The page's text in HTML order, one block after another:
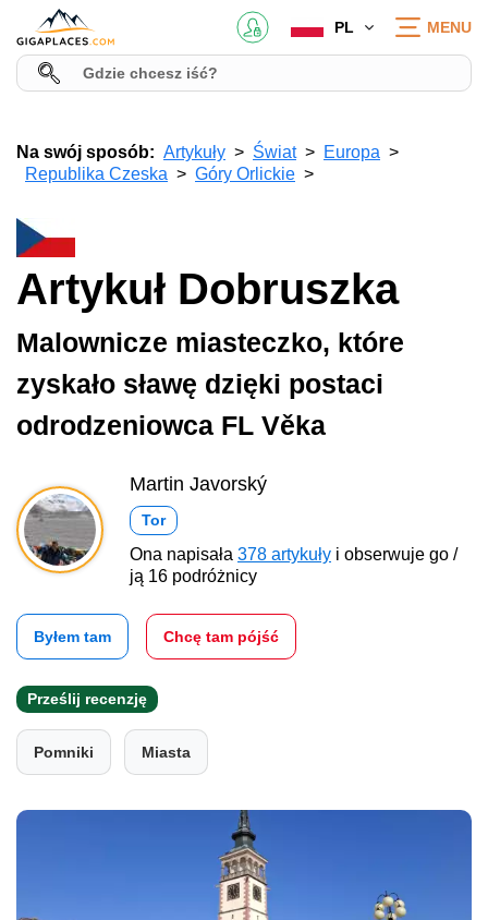
PL MENU
Na swój sposób: Artykuły Świat
Europa
Republika Czeska
Góry Orlickie
Artykuł Dobruszka
Malownicze miasteczko, które
zyskało sławę dzięki postaci
odrodzeniowca FL Věka
Martin Javorský
Tor
Ona napisała 378 artykuły i obserwuje go /
ją 16 podróżnicy
Byłem tam Chcę tam pójść
Prześlij recenzję
Pomniki Miasta